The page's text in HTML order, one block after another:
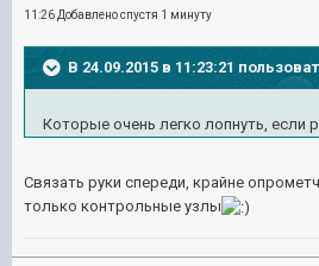
11:26 Добавлено спустя 1 минуту
В 24.09.2015 в 11:23:21
Которые очень легко лопнуть, если
Связать руки спереди, крайне
только контрольные узлы